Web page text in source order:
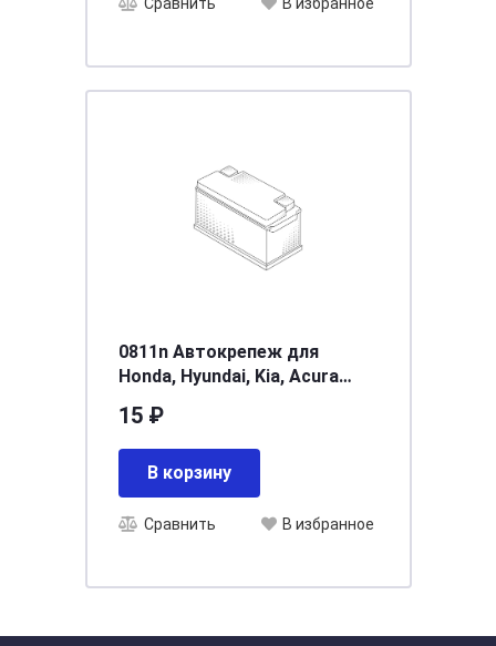
Сравнить В избранное
0811n Автокрепеж для
Honda, Hyundai, Kia, Acura
(50шт)
15 ₽
В корзину
Сравнить В избранное